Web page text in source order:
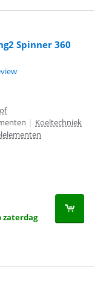
Spinner 360
| Koeltechniek
zaterdag